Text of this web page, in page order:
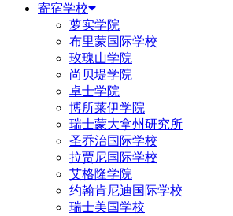
寄宿学校
萝实学院
布里蒙国际学校
玫瑰山学院
尚贝堤学院
卓士学院
博所莱伊学院
瑞士蒙大拿州研究所
圣乔治国际学校
拉贾尼国际学校
艾格隆学院
约翰肯尼迪国际学校
瑞士美国学校